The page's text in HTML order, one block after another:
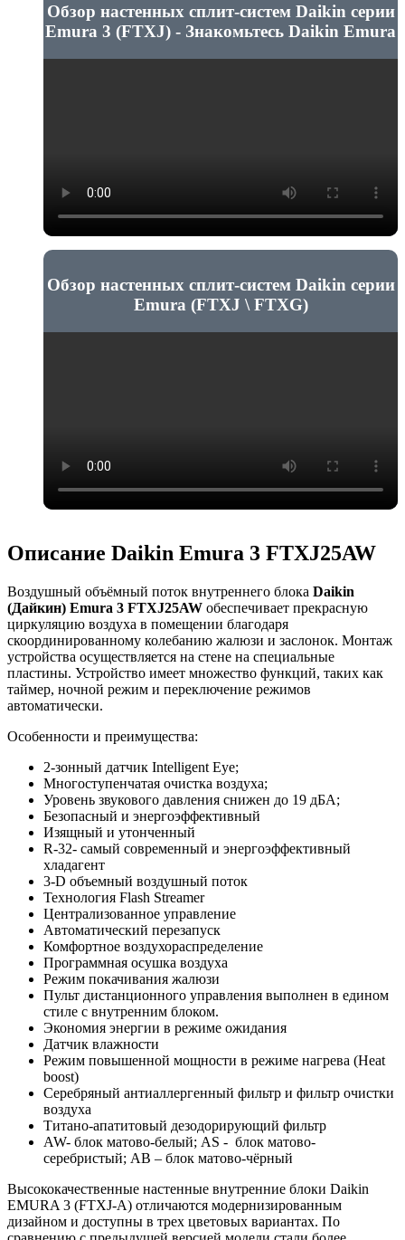
Обзор настенных сплит-систем Daikin серии
Emura 3 (FTXJ) - Знакомьтесь Daikin Emura
Обзор настенных сплит-систем Daikin серии
Emura (FTXJ \ FTXG)
Описание Daikin Emura 3 FTXJ25AW
Воздушный объёмный поток внутреннего блока Daikin
(Дайкин) Emura 3 FTXJ25AW обеспечивает прекрасную
циркуляцию воздуха в помещении благодаря
скоординированному колебанию жалюзи и заслонок. Монтаж
устройства осуществляется на стене на специальные
пластины. Устройство имеет множество функций, таких как
таймер, ночной режим и переключение режимов
автоматически.
Особенности и преимущества:
2-зонный датчик Intelligent Eye;
Многоступенчатая очистка воздуха;
Уровень звукового давления снижен до 19 дБА;
Безопасный и энергоэффективный
Изящный и утонченный
R-32- самый современный и энергоэффективный
хладагент
3-D объемный воздушный поток
Технология Flash Streamer
Централизованное управление
Автоматический перезапуск
Комфортное воздухораспределение
Программная осушка воздуха
Режим покачивания жалюзи
Пульт дистанционного управления выполнен в едином
стиле с внутренним блоком.
Экономия энергии в режиме ожидания
Датчик влажности
Режим повышенной мощности в режиме нагрева (Heat
boost)
Серебряный антиаллергенный фильтр и фильтр очистки
воздуха
Титано-апатитовый дезодорирующий фильтр
AW- блок матово-белый; AS - блок матово-
серебристый; AB – блок матово-чёрный
Высококачественные настенные внутренние блоки Daikin
EMURA 3 (FTXJ-A) отличаются модернизированным
дизайном и доступны в трех цветовых вариантах. По